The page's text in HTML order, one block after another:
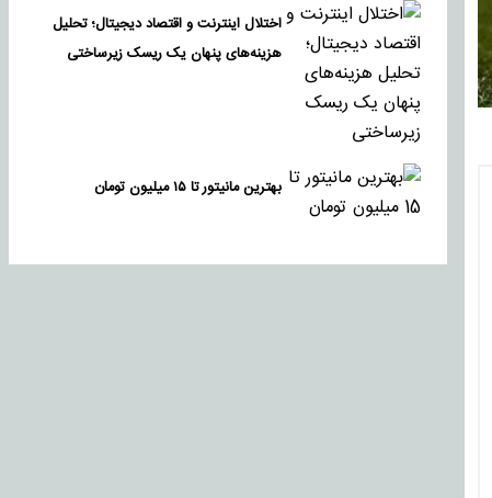
اختلال اینترنت و اقتصاد دیجیتال؛ تحلیل
هزینه‌های پنهان یک ریسک زیرساختی
بهترین مانیتور تا ۱۵ میلیون تومان